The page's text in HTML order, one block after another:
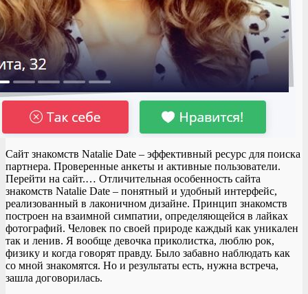
Сайт знакомств Natalie Date – эффективный ресурс для поиска
партнера. Проверенные анкеты и активные пользователи.
Перейти на сайт.… Отличительная особенность сайта
знакомств Natalie Date – понятный и удобный интерфейс,
реализованный в лаконичном дизайне. Принцип знакомств
построен на взаимной симпатии, определяющейся в лайках
фотографий. Человек по своей природе каждый как уникален
так и ленив. Я вообще девочка приколистка, люблю рок,
физику и когда говорят правду. Было забавно наблюдать как
со мной знакомятся. Но и результаты есть, нужна встреча,
зашла договорилась.